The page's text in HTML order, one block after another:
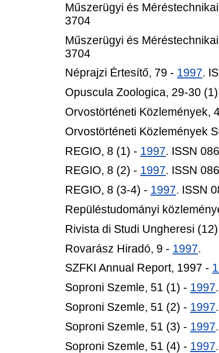
Műszerügyi és
3704
Műszerügyi és
3704
Néprajzi Értesítő, 79 - 1997.
Opuscula Zoologica, 29-30
Orvostörténeti Közlemények,
Orvostörténeti Közlemények
REGIO, 8 (1) - 1997. ISSN
REGIO, 8 (2) - 1997. ISSN
REGIO, 8 (3-4) - 1997. ISSN
Repüléstudományi
Rivista di Studi Ungheresi
Rovarász Hiradó, 9 - 1997.
SZFKI Annual Report, 1997 -
Soproni Szemle, 51 (1) - 1997.
Soproni Szemle, 51 (2) - 1997.
Soproni Szemle, 51 (3) - 1997.
Soproni Szemle, 51 (4) - 1997.